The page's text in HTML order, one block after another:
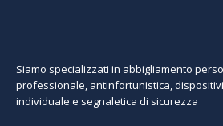
Siamo specializzati in abbigliamento
professionale, antinfortunistica,
individuale e segnaletica di sicurezza